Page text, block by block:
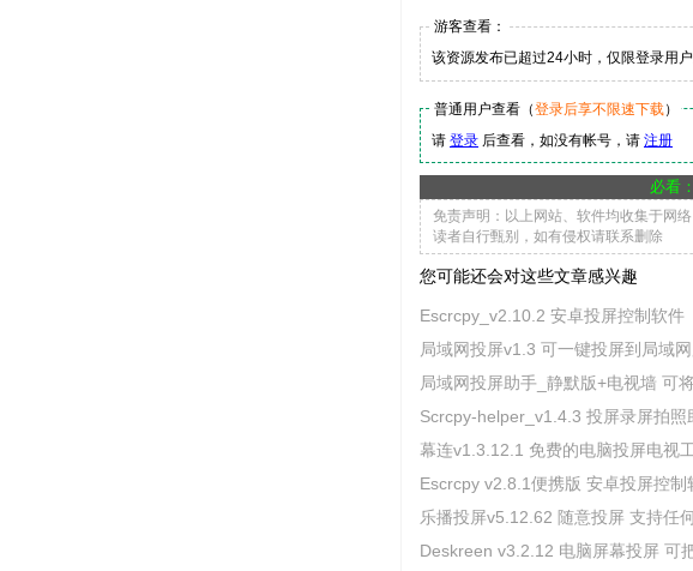
游客查看：
该资源发布已超过24小时，仅限登录用
普通用户查看（登录后享不限速下载）
请 登录 后查看，如没有帐号，请 注册
必看：
免责声明：以上网站、软件均收集于网
读者自行甄别，如有侵权请联系删除
您可能还会对这些文章感兴趣
Escrcpy_v2.10.2 安卓投屏控制软件
局域网投屏v1.3 可一键投屏到局域
局域网投屏助手_静默版+电视墙 可
Scrcpy-helper_v1.4.3 投屏录屏拍照
幕连v1.3.12.1 免费的电脑投屏电视
Escrcpy v2.8.1便携版 安卓投屏控制
乐播投屏v5.12.62 随意投屏 支持任
Deskreen v3.2.12 电脑屏幕投屏 可